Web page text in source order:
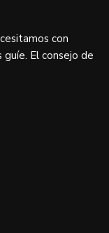
con
El consejo de